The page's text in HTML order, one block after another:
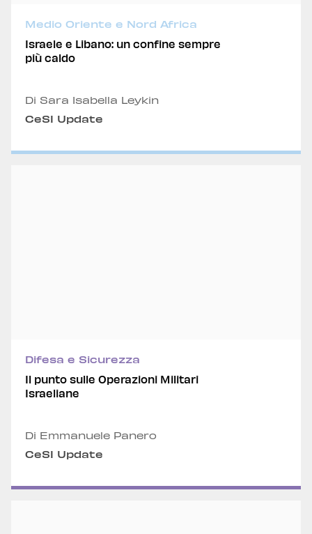
Medio Oriente e Nord Africa
Israele e Libano: un confine sempre
più caldo
Di Sara Isabella Leykin
CeSI Update
Difesa e Sicurezza
Il punto sulle Operazioni Militari
Israeliane
Di Emmanuele Panero
CeSI Update